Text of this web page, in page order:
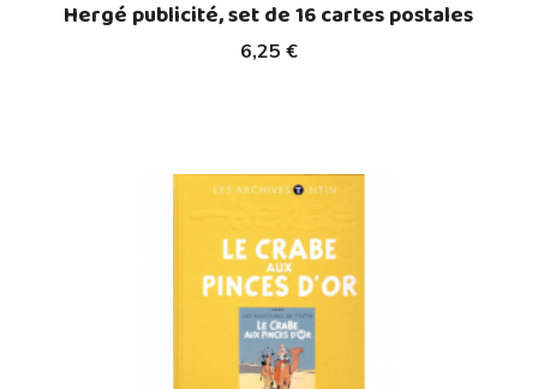
6,25 €
Hergé publicité, set de 16 cartes postales